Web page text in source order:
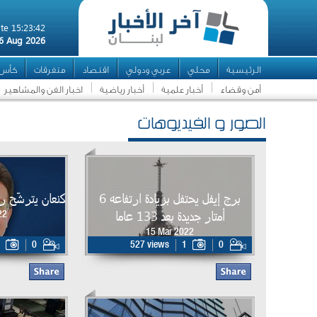
15:23:42
Aug 2026
الرئيسية محلي عربي ودولي اقتصاد متفرقات
كأس
أمن وقضاء
أخبار علمية أخبار رياضية اخبار الفن والمشاهير
الصور و الفيديوهات
برج إيفل يحتفل بزيادة ارتفاعه 6
أمتار جديدة بعد 133 عاما
15 Mar 2022
527 views
1 0
كنعان يترشّح
0